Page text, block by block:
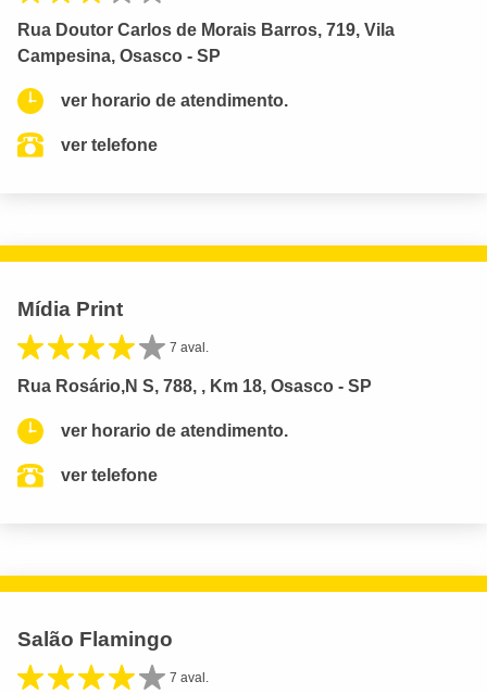
Rua Doutor Carlos de Morais Barros, 719, Vila
Campesina, Osasco - SP
ver horario de atendimento.
ver telefone
Mídia Print
7 aval.
Rua Rosário,N S, 788, , Km 18, Osasco - SP
ver horario de atendimento.
ver telefone
Salão Flamingo
7 aval.